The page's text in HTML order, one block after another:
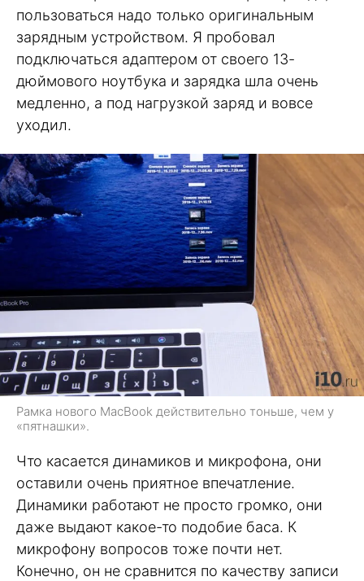
пользоваться надо только оригинальным
зарядным устройством. Я пробовал
подключаться адаптером от своего 13-
дюймового ноутбука и зарядка шла очень
медленно, а под нагрузкой заряд и вовсе
уходил.
Рамка нового MacBook действительно тоньше, чем у
«пятнашки».
Что касается динамиков и микрофона, они
оставили очень приятное впечатление.
Динамики работают не просто громко, они
даже выдают какое-то подобие баса. К
микрофону вопросов тоже почти нет.
Конечно, он не сравнится по качеству записи